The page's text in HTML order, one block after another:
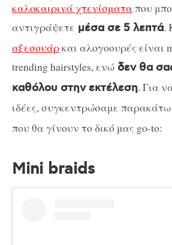
καλοκαιρινά χτενίσματαπου
αντιγράψετε μέσα σε 5 λεπτά.
αξεσουάρκαι αλογοουρές είναι
trending hairstyles, ενώ δεν θα
καθόλου στην εκτέλεση. Για
ιδέες, συγκεντρώσαμε
που θα γίνουν το δικό μας go-to:
Mini braids